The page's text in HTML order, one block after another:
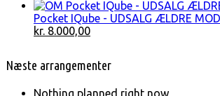
Pocket IQube - UDSALG ÆLDRE
Den
var:
kr. 8.000,00Den
er:
Næste arrangementer
Nothing planned right now